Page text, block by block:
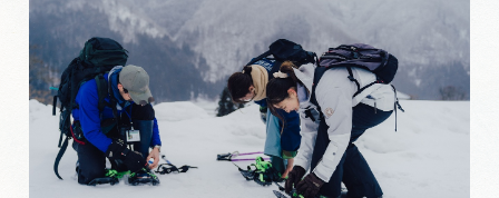
岐阜県観光データベース
旅行会社・観光事業者の皆様へ
フォトライブラリー